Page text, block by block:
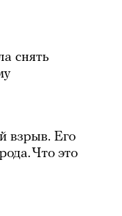
снять
взрыв. Его
Что это